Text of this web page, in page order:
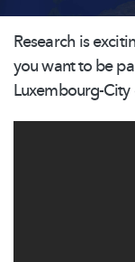
Research is
you want to be
Luxembourg-City